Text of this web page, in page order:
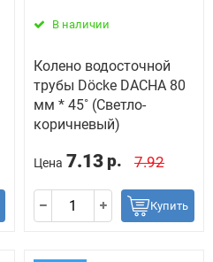
В наличии
Колено водосточной
трубы Döcke DACHA 80
мм * 45˚ (Светло-
коричневый)
Цена 7.13 р. 7.92
Купить